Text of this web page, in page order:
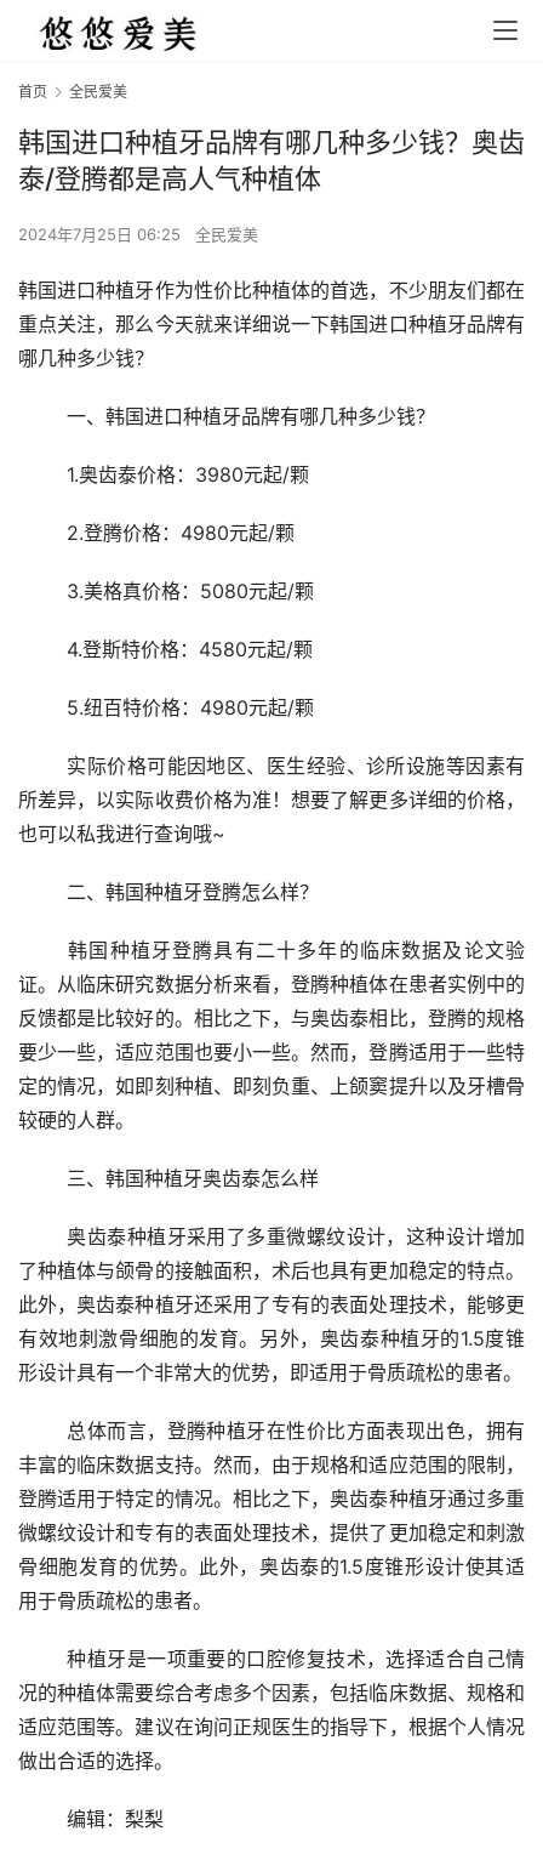
首页 全民爱美
韩国进口种植牙品牌有哪几种多少钱？奥齿
泰/登腾都是高人气种植体
2024年7月25日 06:25 全民爱美
韩国进口种植牙作为性价比种植体的首选，不少朋友们都在
重点关注，那么今天就来详细说一下韩国进口种植牙品牌有
哪几种多少钱？
	一、韩国进口种植牙品牌有哪几种多少钱？
	1.奥齿泰价格：3980元起/颗
	2.登腾价格：4980元起/颗
	3.美格真价格：5080元起/颗
	4.登斯特价格：4580元起/颗
	5.纽百特价格：4980元起/颗
所差异，以实际收费价格为准！想要了解更多详细的价格，
也可以私我进行查询哦~
	二、韩国种植牙登腾怎么样？
	韩国种植牙登腾具有二十多年的临床数据及论文验
证。从临床研究数据分析来看，登腾种植体在患者实例中的
反馈都是比较好的。相比之下，与奥齿泰相比，登腾的规格
要少一些，适应范围也要小一些。然而，登腾适用于一些特
定的情况，如即刻种植、即刻负重、上颌窦提升以及牙槽骨
较硬的人群。
	三、韩国种植牙奥齿泰怎么样
了种植体与颌骨的接触面积，术后也具有更加稳定的特点。
此外，奥齿泰种植牙还采用了专有的表面处理技术，能够更
有效地刺激骨细胞的发育。另外，奥齿泰种植牙的1.5度锥
形设计具有一个非常大的优势，即适用于骨质疏松的患者。
丰富的临床数据支持。然而，由于规格和适应范围的限制，
登腾适用于特定的情况。相比之下，奥齿泰种植牙通过多重
微螺纹设计和专有的表面处理技术，提供了更加稳定和刺激
骨细胞发育的优势。此外，奥齿泰的1.5度锥形设计使其适
用于骨质疏松的患者。
	种植牙是一项重要的口腔修复技术，选择适合自己情
况的种植体需要综合考虑多个因素，包括临床数据、规格和
适应范围等。建议在询问正规医生的指导下，根据个人情况
做出合适的选择。
	编辑：梨梨